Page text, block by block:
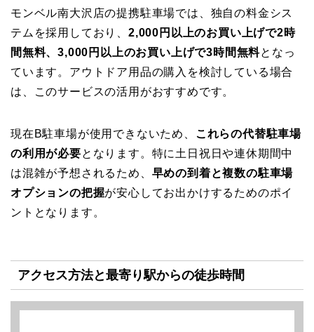
モンベル南大沢店の提携駐車場では、独自の料金シス
テムを採用しており、 2,000円以上のお買い上げで2時
間無料、3,000円以上のお買い上げで3時間無料となっ
ています。アウトドア用品の購入を検討している場合
は、このサービスの活用がおすすめです。
現在B駐車場が使用できないため、
これらの代替駐車場
の利用が必要となります。特に土日祝日や連休期間中
は混雑が予想されるため、 早めの到着と複数の駐車場
オプションの把握が安心してお出かけするためのポイ
ントとなります。
アクセス方法と最寄り駅からの徒歩時間